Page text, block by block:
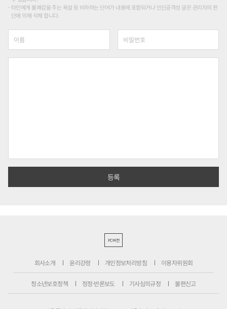
타인에게 불쾌감을 주는 욕설 등 비하하는 단어가 내용에 포함되거나 인신공격성 글은 관리자의 판
단에 의해 삭제 합니다.
PC버전
회사소개 윤리강령 개인정보처리방침 이용자위원회
청소년보호정책 정정·반론보도 기사심의규정 불편신고